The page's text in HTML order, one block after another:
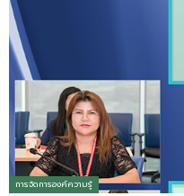
การจัดการองค์ความรู้